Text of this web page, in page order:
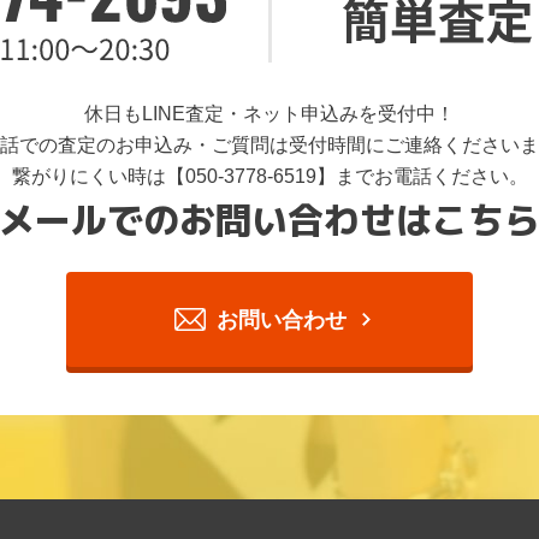
休日もLINE査定・ネット申込みを受付中！
での査定のお申込み・ご質問は受付時間にご連絡ください
繋がりにくい時は【050-3778-6519】までお電話ください。
メールでのお問い合わせはこちら
お問い合わせ